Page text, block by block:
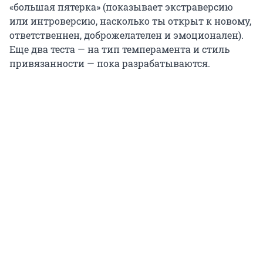
«большая пятерка» (показывает экстраверсию
или интроверсию, насколько ты открыт к новому,
ответственнен, доброжелателен и эмоционален).
Еще два теста — на тип темперамента и стиль
привязанности — пока разрабатываются.